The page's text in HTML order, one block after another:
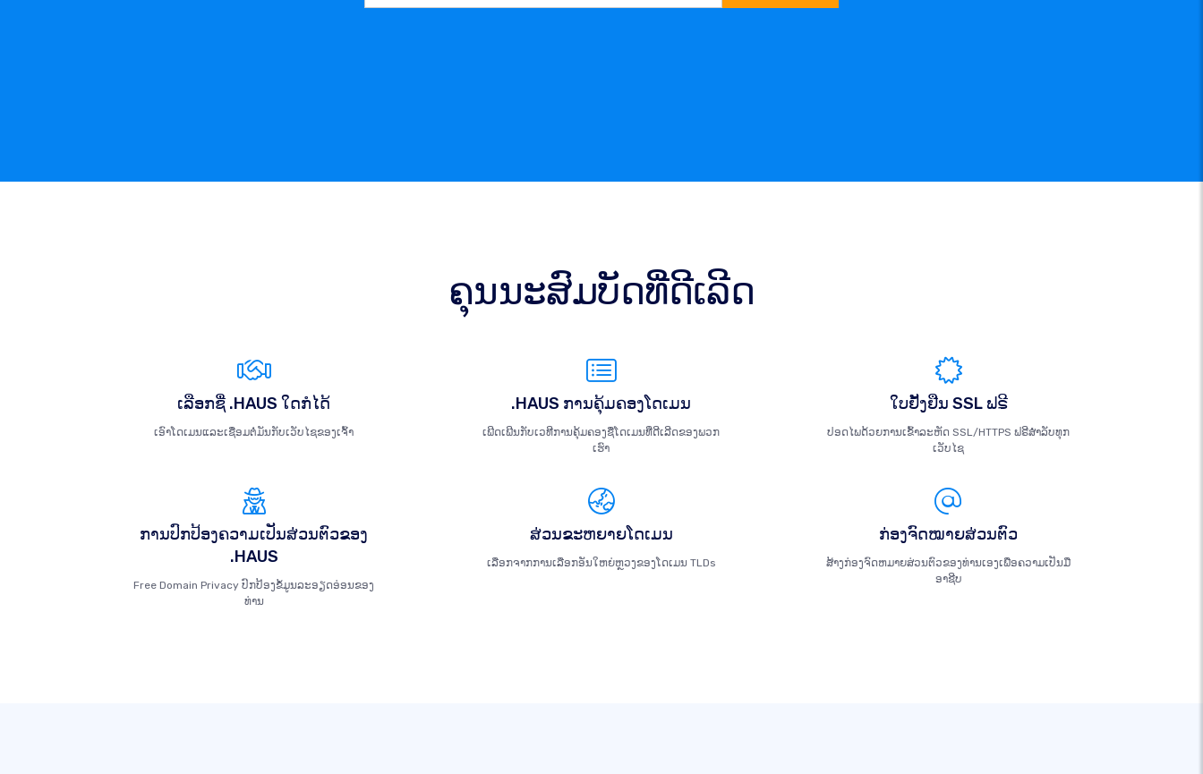
ຄຸນນະສົມບັດທີ່ດີເລີດ
ເລືອກຊື່ .HAUS ໃດກໍໄດ້
ເອົາໂດເມນແລະເຊື່ອມຕໍ່ມັນກັບເວັບໄຊຂອງເຈົ້າ
.HAUS ການຄຸ້ມຄອງໂດເມນ
ເພີດເພີນກັບເວທີການຄຸ້ມຄອງຊື່ໂດເມນທີ່ດີເລີດຂອງພວກ
ເຮົາ
ໃບຢັ້ງຢືນ SSL ຟຣີ
ປອດໄພດ້ວຍການເຂົ້າລະຫັດ SSL/HTTPS ຟຣີສຳລັບທຸກ
ເວັບໄຊ
ການປົກປ້ອງຄວາມເປັນສ່ວນຕົວຂອງ
.HAUS
Free Domain Privacy ປົກປ້ອງຂໍ້ມູນລະອຽດອ່ອນຂອງ
ທ່ານ
ສ່ວນຂະຫຍາຍໂດເມນ
ເລືອກຈາກການເລືອກອັນໃຫຍ່ຫຼວງຂອງໂດເມນ TLDs
ກ່ອງຈົດໝາຍສ່ວນຕົວ
ສ້າງກ່ອງຈົດຫມາຍສ່ວນຕົວຂອງທ່ານເອງເພື່ອຄວາມເປັນມື
ອາຊີບ